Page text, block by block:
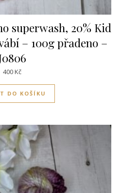
superwash, 20% Kid
– 100g přadeno –
400Kč
DO KOŠÍKU